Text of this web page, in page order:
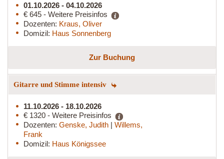
01.10.2026 - 04.10.2026
€ 645 - Weitere Preisinfos
Dozenten: Kraus, Oliver
Domizil: Haus Sonnenberg
Zur Buchung
Gitarre und Stimme intensiv
11.10.2026 - 18.10.2026
€ 1320 - Weitere Preisinfos
Dozenten: Genske, Judith | Willems,
Frank
Domizil: Haus Königssee